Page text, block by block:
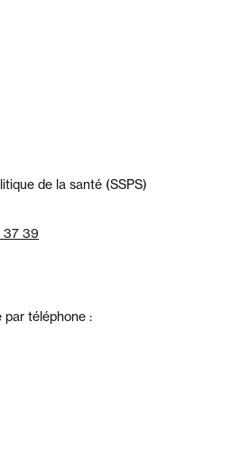
de la santé (SSPS)
37 39
par téléphone :